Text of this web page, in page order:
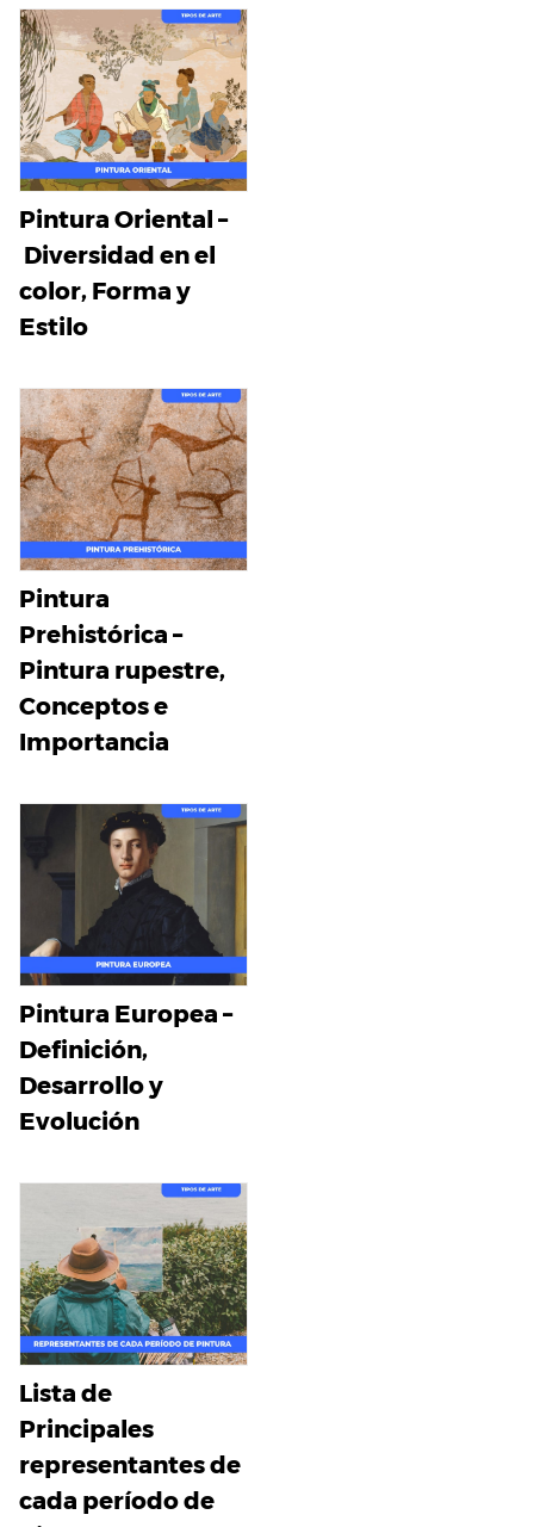
Pintura Oriental –
Diversidad en el
color, Forma y
Estilo
Pintura
Prehistórica –
Pintura rupestre,
Conceptos e
Importancia
Pintura Europea –
Definición,
Desarrollo y
Evolución
Lista de
Principales
representantes de
cada período de